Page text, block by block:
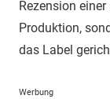
Rezension
Produktion,
das Label
Werbung